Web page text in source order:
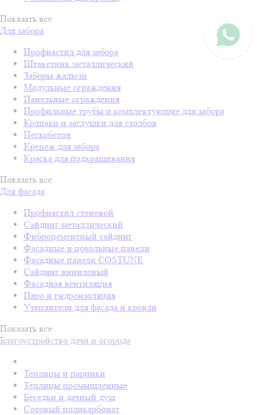
Показать все
Для забора
Профнастил для забора
Штакетник металлический
Заборы жалюзи
Модульные ограждения
Панельные ограждения
Профильные трубы и комплектующие для забора
Колпаки и заглушки для столбов
Пескобетон
Крепеж для забора
Краска для подкрашивания
Показать все
Для фасада
Профнастил стеновой
Сайдинг металлический
Фиброцементный сайдинг
Фасадные и цокольные панели
Фасадные панели COSTUNE
Сайдинг виниловый
Фасадная вентиляция
Паро и гидроизоляция
Утеплители для фасада и кровли
Показать все
Благоустройство дачи и огорода
Теплицы и парники
Теплицы промышленные
Беседки и дачный душ
Сотовый поликарбонат